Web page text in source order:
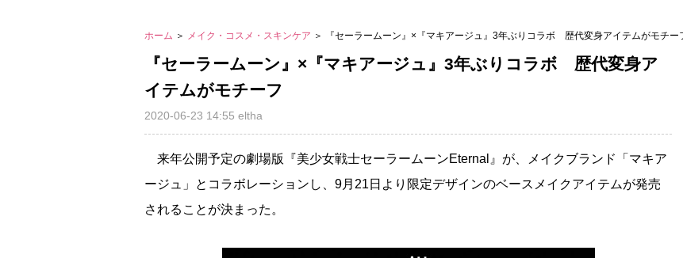
ホーム ＞ メイク・コスメ・スキンケア ＞ 『セーラームーン』×『マキアージュ』3年ぶりコラボ 歴代変身アイテムがモチー
『セーラームーン』×『マキアージュ』3年ぶりコラボ 歴代変身ア
イテムがモチーフ
2020-06-23 14:55 eltha
来年公開予定の劇場版『美少女戦士セーラームーンEternal』が、メイクブランド「マキア
ージュ」とコラボレーションし、9月21日より限定デザインのベースメイクアイテムが発売
されることが決まった。